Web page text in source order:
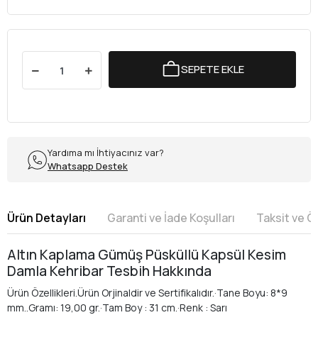
SEPETE EKLE
Yardıma mı İhtiyacınız var?
Whatsapp Destek
Ürün Detayları Garanti ve İade Koşulları Taksit ve
Altın Kaplama Gümüş Püsküllü Kapsül Kesim
Damla Kehribar Tesbih Hakkında
Ürün Özellikleri.Ürün Orjinaldir ve Sertifikalıdır.·Tane Boyu: 8*9
mm..Gramı: 19,00 gr.·Tam Boy : 31 cm.·Renk : Sarı